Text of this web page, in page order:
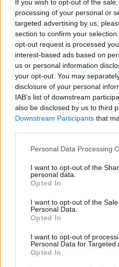
If you wish to opt-out of the
processing of your personal or
targeted advertising by us,
section to confirm your
opt-out request is processed
interest-based ads based on
us or personal information
your opt-out. You may
disclosure of your personal
IAB’s list of downstream
also be disclosed by us to third
Downstream Participants that
Personal Data Processing
I want to opt-out of the
personal data.
Opted In
I want to opt-out of the
Personal Data.
Opted In
I want to opt-out of
Personal Data for Targeted
Opted In